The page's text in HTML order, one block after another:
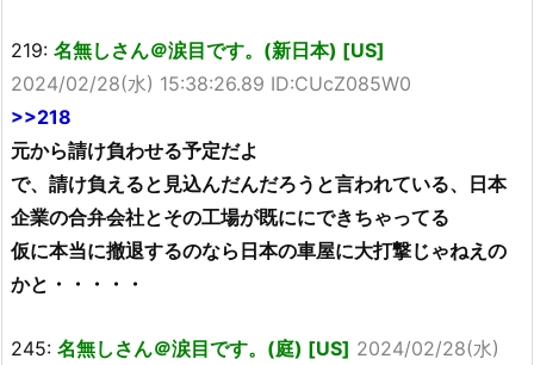
219: 名無しさん＠涙目です。(新日本) [US]
2024/02/28(水) 15:38:26.89 ID:CUcZ085W0
>>218
元から請け負わせる予定だよ
で、請け負えると見込んだんだろうと言われている、日本
企業の合弁会社とその工場が既ににできちゃってる
仮に本当に撤退するのなら日本の車屋に大打撃じゃねえの
かと・・・・・
245: 名無しさん＠涙目です。(庭) [US] 2024/02/28(水)